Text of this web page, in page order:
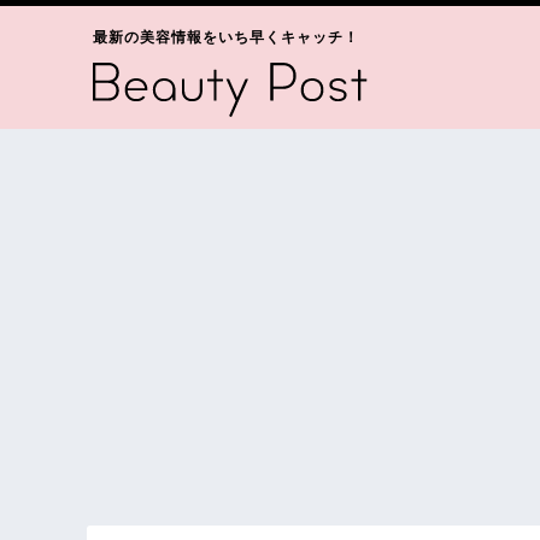
最新の美容情報をいち早くキャッチ！